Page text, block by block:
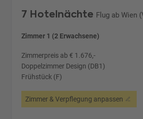
7 Hotelnächte Flug ab Wien
Zimmer 1 (2 Erwachsene)
Zimmerpreis ab € 1.676,-
Doppelzimmer Design (DB1)
Frühstück (F)
Zimmer & Verpflegung anpassen